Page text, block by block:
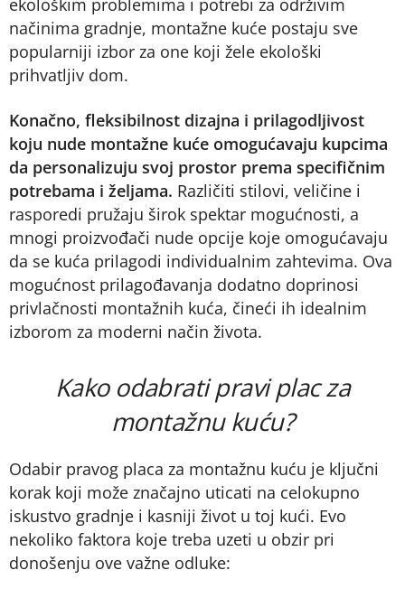
ekološkim problemima i potrebi za održivim
načinima gradnje, montažne kuće postaju sve
popularniji izbor za one koji žele ekološki
prihvatljiv dom​.
Konačno, fleksibilnost dizajna i prilagodljivost
koju nude montažne kuće omogućavaju kupcima
da personalizuju svoj prostor prema specifičnim
potrebama i željama. Različiti stilovi, veličine i
rasporedi pružaju širok spektar mogućnosti, a
mnogi proizvođači nude opcije koje omogućavaju
da se kuća prilagodi individualnim zahtevima. Ova
mogućnost prilagođavanja dodatno doprinosi
privlačnosti montažnih kuća, čineći ih idealnim
izborom za moderni način života​.
Kako odabrati pravi plac za
montažnu kuću?
Odabir pravog placa za montažnu kuću je ključni
korak koji može značajno uticati na celokupno
iskustvo gradnje i kasniji život u toj kući. Evo
nekoliko faktora koje treba uzeti u obzir pri
donošenju ove važne odluke: